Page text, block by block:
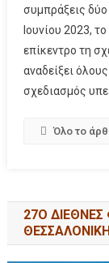
συμπράξεις
Ιουνίου 2023,
επίκεντρο τη
αναδείξει
σχεδιασμός
Όλο το
27Ο